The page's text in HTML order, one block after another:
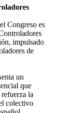
Congreso es
impulsado
de
un
que
la
colectivo